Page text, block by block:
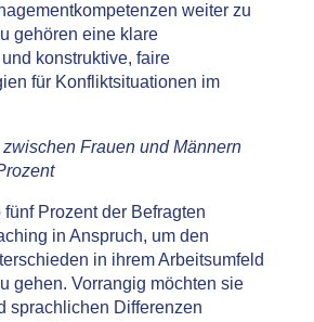
weiter zu
gehören eine klare
konstruktive, faire
für Konfliktsituationen im
Frauen und Männern
fünf Prozent der Befragten
in Anspruch, um den
in ihrem Arbeitsumfeld
gehen. Vorrangig möchten sie
sprachlichen Differenzen